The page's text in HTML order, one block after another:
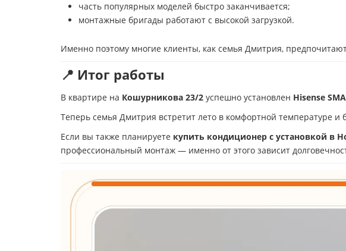
часть популярных моделей быстро заканчивается;
монтажные бригады работают с высокой загрузкой.
Именно поэтому многие клиенты, как семья Дмитрия,
📍 Итог работы
В квартире на Кошурникова 23/2 успешно установлен Hisense
Теперь семья Дмитрия встретит лето в комфортной температуре
Если вы также планируете купить кондиционер с установкой в
профессиональный монтаж — именно от этого зависит